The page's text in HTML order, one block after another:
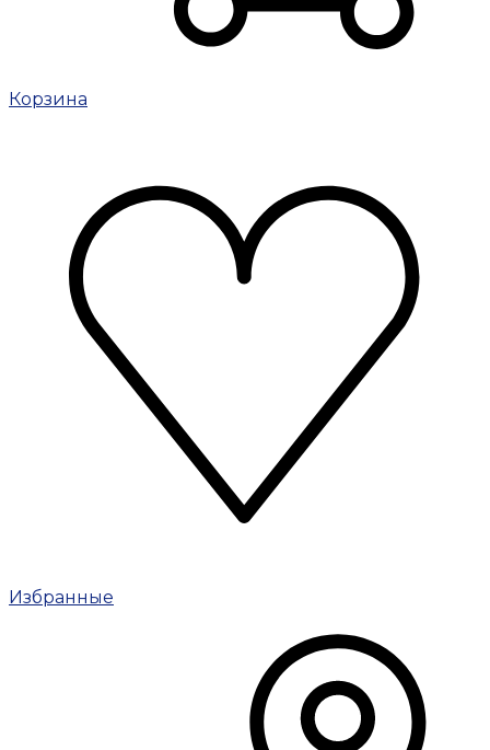
Корзина
Избранные